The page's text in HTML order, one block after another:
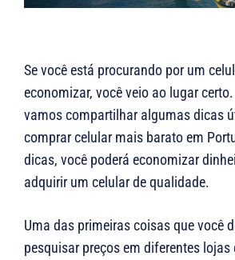
Se você está procurando por um
economizar, você veio ao lugar
vamos compartilhar algumas dicas
comprar celular mais barato em
dicas, você poderá economizar
adquirir um celular de qualidade.
Uma das primeiras coisas que você
pesquisar preços em diferentes lojas